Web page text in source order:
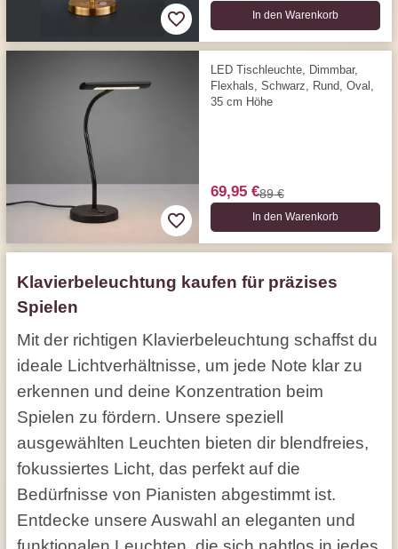
In den Warenkorb
LED Tischleuchte, Dimmbar,
Flexhals, Schwarz, Rund, Oval,
35 cm Höhe
69,95 €89 €
In den Warenkorb
Klavierbeleuchtung kaufen für präzises
Spielen
Mit der richtigen Klavierbeleuchtung schaffst du
ideale Lichtverhältnisse, um jede Note klar zu
erkennen und deine Konzentration beim
Spielen zu fördern. Unsere speziell
ausgewählten Leuchten bieten dir blendfreies,
fokussiertes Licht, das perfekt auf die
Bedürfnisse von Pianisten abgestimmt ist.
Entdecke unsere Auswahl an eleganten und